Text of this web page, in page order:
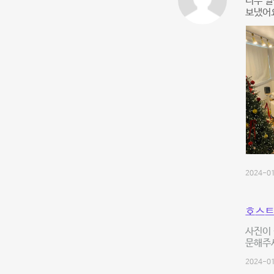
보냈
2024-
호스
사진이
문해
2024-